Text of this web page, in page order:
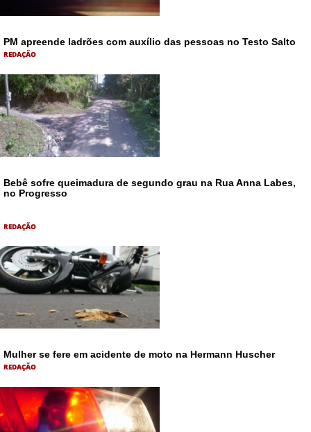
PM apreende ladrões com auxílio das pessoas no Testo Salto
REDAÇÃO
Bebê sofre queimadura de segundo grau na Rua Anna Labes,
no Progresso
REDAÇÃO
Mulher se fere em acidente de moto na Hermann Huscher
REDAÇÃO